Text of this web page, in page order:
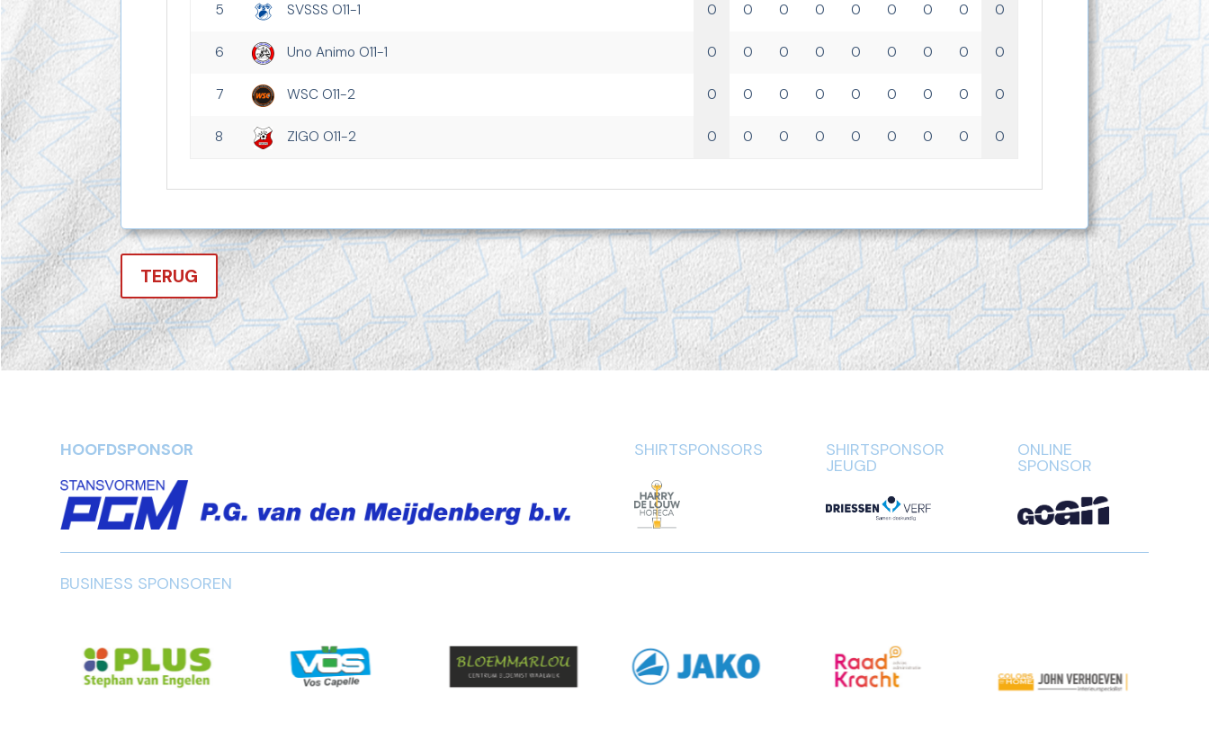
5 SVSSS O11-1 0 0 0 0 0 0 0 0 0
6 Uno Animo O11-1 0 0 0 0 0 0 0 0 0
7 WSC O11-2 0 0 0 0 0 0 0 0 0
8 ZIGO O11-2 0 0 0 0 0 0 0 0 0
TERUG
HOOFDSPONSOR SHIRTSPONSORS SHIRTSPONSOR
JEUGD
ONLINE
SPONSOR
BUSINESS SPONSOREN